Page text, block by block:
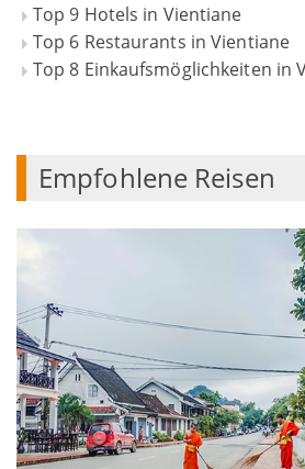
Top 9 Hotels in Vientiane
Top 6 Restaurants in Vientiane
Top 8 Einkaufsmöglichkeiten in
Empfohlene Reisen